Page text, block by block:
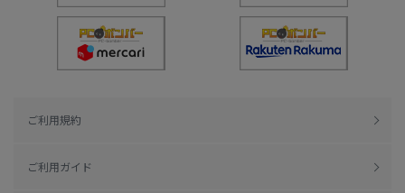
ご利用規約
ご利用ガイド